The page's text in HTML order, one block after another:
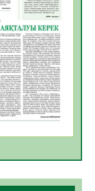
аясында
жобасы
24
өтті
25
дайын